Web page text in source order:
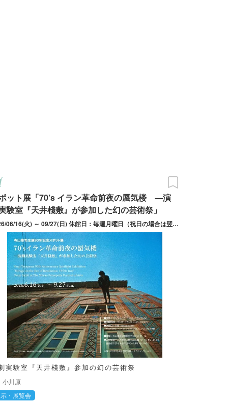
ット展「70’s イラン革命前夜の蜃気楼 ―演
験室『天井棧敷』が参加した幻の芸術祭」
2026/06/16(火) ～ 09/27(日) 休館日：毎週月曜日（祝日の場合は翌日）※2026/7/22～8/16は開館
実験室『天井棧敷』参加の幻の芸術祭
小川原
・展覧会